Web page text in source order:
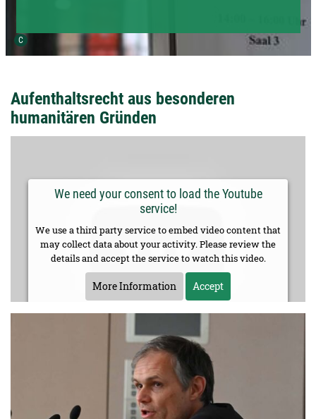
C
Aufenthaltsrecht aus besonderen
humanitären Gründen
We need your consent to load the Youtube
service!
We use a third party service to embed video content that
may collect data about your activity. Please review the
details and accept the service to watch this video.
More Information Accept